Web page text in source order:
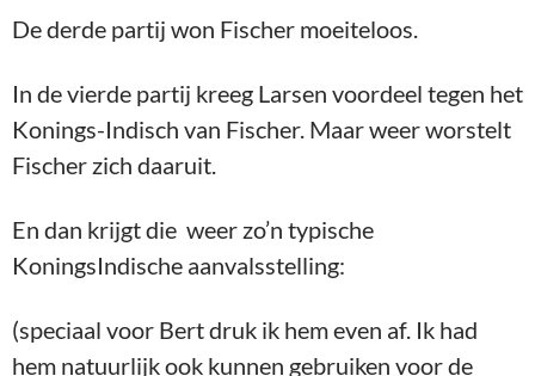
De derde partij won Fischer moeiteloos.
In de vierde partij kreeg Larsen voordeel tegen het
Konings-Indisch van Fischer. Maar weer worstelt
Fischer zich daaruit.
En dan krijgt die weer zo’n typische
KoningsIndische aanvalsstelling:
(speciaal voor Bert druk ik hem even af. Ik had
hem natuurlijk ook kunnen gebruiken voor de